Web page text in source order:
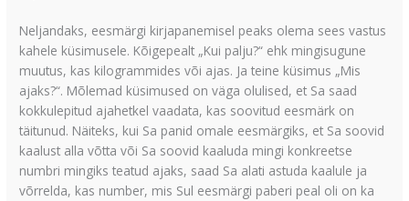
Neljandaks, eesmärgi kirjapanemisel peaks olema sees vastus
kahele küsimusele. Kõigepealt „Kui palju?“ ehk mingisugune
muutus, kas kilogrammides või ajas. Ja teine küsimus „Mis
ajaks?“. Mõlemad küsimused on väga olulised, et Sa saad
kokkulepitud ajahetkel vaadata, kas soovitud eesmärk on
täitunud. Näiteks, kui Sa panid omale eesmärgiks, et Sa soovid
kaalust alla võtta või Sa soovid kaaluda mingi konkreetse
numbri mingiks teatud ajaks, saad Sa alati astuda kaalule ja
võrrelda, kas number, mis Sul eesmärgi paberi peal oli on ka